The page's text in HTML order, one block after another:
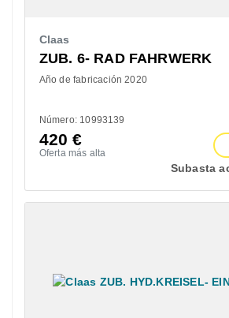
Claas
ZUB. 6- RAD FAHRWERK
Año de fabricación 2020
Número: 10993139
420€
Oferta más alta
Subasta